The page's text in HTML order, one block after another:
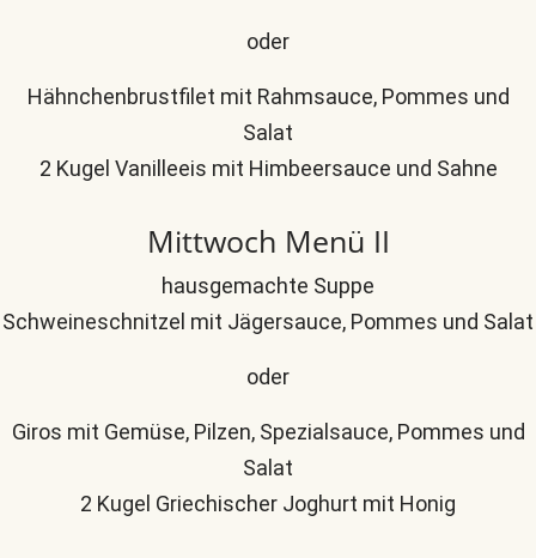
oder
Hähnchenbrustfilet mit Rahmsauce, Pommes und
Salat
2 Kugel Vanilleeis mit Himbeersauce und Sahne
Mittwoch Menü II
hausgemachte Suppe
Schweineschnitzel mit Jägersauce, Pommes und Salat
oder
Giros mit Gemüse, Pilzen, Spezialsauce, Pommes und
Salat
2 Kugel Griechischer Joghurt mit Honig